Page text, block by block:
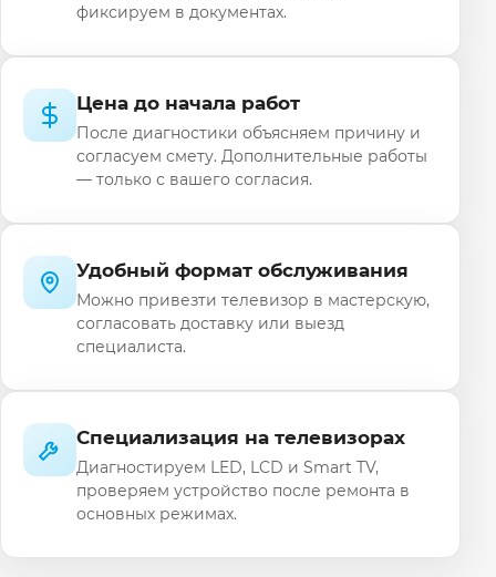
фиксируем в документах.
Цена до начала работ
После диагностики объясняем причину и
согласуем смету. Дополнительные работы
— только с вашего согласия.
Удобный формат обслуживания
Можно привезти телевизор в мастерскую,
согласовать доставку или выезд
специалиста.
Специализация на телевизорах
Диагностируем LED, LCD и Smart TV,
проверяем устройство после ремонта в
основных режимах.